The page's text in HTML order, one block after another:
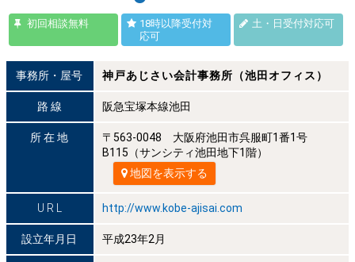
初回相談無料
18時以降受付対
応可
土・日受付対応可
事務所・屋号 神戸あじさい会計事務所（池田オフィス）
路 線 阪急宝塚本線池田
所 在 地
〒563-0048 大阪府池田市呉服町1番1号
B115（サンシティ池田地下1階）
地図を表示する
U R L http://www.kobe-ajisai.com
設立年月日 平成23年2月